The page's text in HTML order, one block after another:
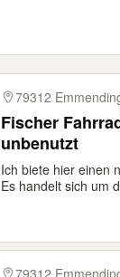
79312
Fischer
unbenutzt
Ich biete hier einen
Es handelt sich um
79312